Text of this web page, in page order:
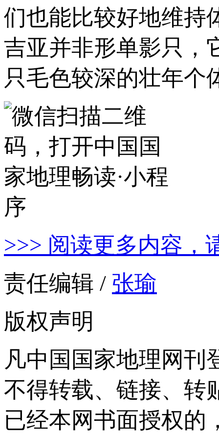
们也能比较好地维持
吉亚并非形单影只，
只毛色较深的壮年个
>>> 阅读更多内容，
责任编辑 / 张瑜
版权声明
凡中国国家地理网刊
不得转载、链接、转
已经本网书面授权的